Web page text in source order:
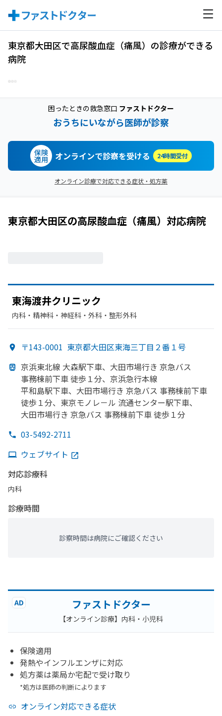
東京都大田区で高尿酸血症（痛風）の診療ができる
病院
困ったときの救急窓口 ファストドクター
おうちにいながら医師が診察
保険
適用 オンラインで診察を受ける 24時間受付
オンライン診療で対応できる症状・処方薬
東京都大田区の高尿酸血症（痛風） 対応病院
東海渡井クリニック
内科・​精神科・神経科・​外科・​整形外科
〒143-0001 東京都大田区東海三丁目２番１号
京浜東北線 大森駅下車、 大田市場行き 京急バス
事務棟前下車 徒歩１分、 京浜急行本線
平和島駅下車、 大田市場行き 京急バス 事務棟前下車
徒歩１分、 東京モノレ－ル 流通センター駅下車、
大田市場行き 京急バス 事務棟前下車 徒歩１分
03-5492-2711
ウェブサイト
対応診療科
内科
診療時間
診察時間は病院にご確認ください
AD ファストドクター
【オンライン診療】内科・小児科
保険適用
発熱やインフルエンザに対応
処方薬は薬局か宅配で受け取り
*処方は医師の判断によります
オンライン対応できる症状